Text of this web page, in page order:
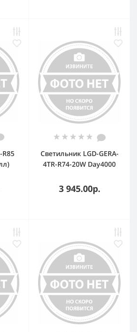
R85
Светильник LGD-GERA-
4TR-R74-20W Day4000
Металл, 5 лет)
3 945.00р.